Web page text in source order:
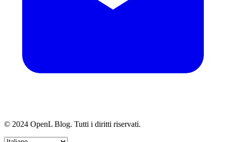
© 2024 OpenL Blog. Tutti i diritti riservati.